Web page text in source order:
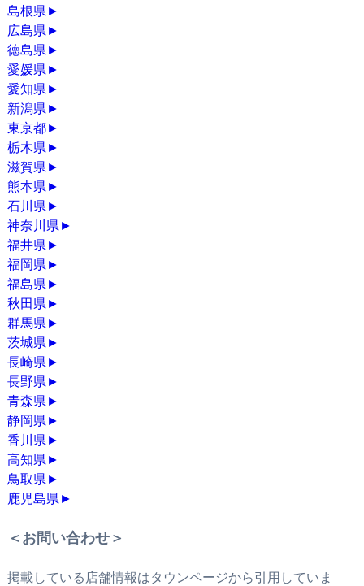
島根県 ►
広島県 ►
徳島県 ►
愛媛県 ►
愛知県 ►
新潟県 ►
東京都►
栃木県 ►
滋賀県 ►
熊本県 ►
石川県 ►
神奈川県 ►
福井県 ►
福岡県 ►
福島県 ►
秋田県 ►
群馬県 ►
茨城県 ►
長崎県 ►
長野県 ►
青森県 ►
静岡県 ►
香川県 ►
高知県 ►
鳥取県 ►
鹿児島県 ►
＜お問い合わせ＞
掲載している店舗情報はタウンページから引用していま